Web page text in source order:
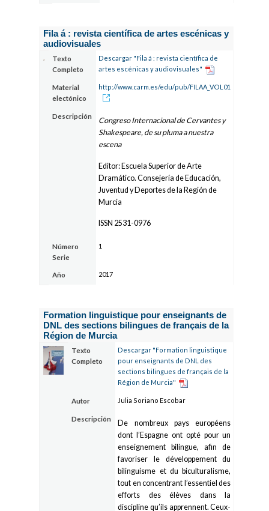
Fila á : revista científica de artes escénicas y
audiovisuales
Texto
Completo
Descargar "Fila á : revista científica de
artes escénicas y audiovisuales"
Material
electónico
http://www.carm.es/edu/pub/FILAA_VOL01
Descripción
Congreso Internacional de Cervantes y
Shakespeare, de su pluma a nuestra
escena
Editor: Escuela Superior de Arte
Dramático. Consejería de Educación,
Juventud y Deportes de la Región de
Murcia
ISSN 2531-0976
Número
Serie
1
Año 2017
Formation linguistique pour enseignants de
DNL des sections bilingues de français de la
Région de Murcia
Texto
Completo
Descargar "Formation linguistique
pour enseignants de DNL des
sections bilingues de français de la
Région de Murcia"
Autor Julia Soriano Escobar
Descripción
De nombreux pays européens
dont l’Espagne ont opté pour un
enseignement bilingue, afin de
favoriser le développement du
bilinguisme et du biculturalisme,
tout en concentrant l’essentiel des
efforts des élèves dans la
discipline qu’ils apprennent. Ceux-